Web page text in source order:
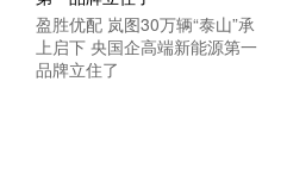
盈胜优配 岚图30万辆“泰山”承
上启下 央国企高端新能源第一
品牌立住了